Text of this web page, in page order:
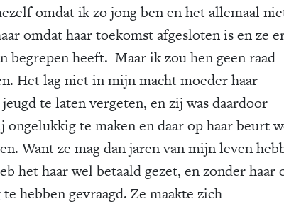
omdat ik zo jong ben en het allemaal
omdat haar toekomst afgesloten is en ze
begrepen heeft. Maar ik zou hen geen raad
Het lag niet in mijn macht moeder haar
te laten vergeten, en zij was daardoor
ongelukkig te maken en daar op haar beurt
Want ze mag dan jaren van mijn leven
het haar wel betaald gezet, en zonder haar
hebben gevraagd. Ze maakte zich